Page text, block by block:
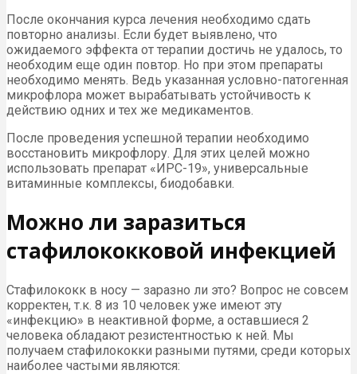
После окончания курса лечения необходимо сдать
повторно анализы. Если будет выявлено, что
ожидаемого эффекта от терапии достичь не удалось, то
необходим еще один повтор. Но при этом препараты
необходимо менять. Ведь указанная условно-патогенная
микрофлора может вырабатывать устойчивость к
действию одних и тех же медикаментов.
После проведения успешной терапии необходимо
восстановить микрофлору. Для этих целей можно
использовать препарат «ИРС-19», универсальные
витаминные комплексы, биодобавки.
Можно ли заразиться
стафилококковой инфекцией
Стафилококк в носу — заразно ли это? Вопрос не совсем
корректен, т.к. 8 из 10 человек уже имеют эту
«инфекцию» в неактивной форме, а оставшиеся 2
человека обладают резистентностью к ней. Мы
получаем стафилококки разными путями, среди которых
наиболее частыми являются: